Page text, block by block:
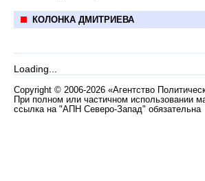
КОЛОНКА ДМИТРИЕВА
Loading...
Copyright © 2006-2026 «Агентство
При полном или частичном использовании
ссылка на "АПН Северо-Запад" обязательна